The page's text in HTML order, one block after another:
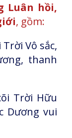
Luân hồi,
, gồm:
Vô sắc,
thanh
Trời Hữu
Dương vui